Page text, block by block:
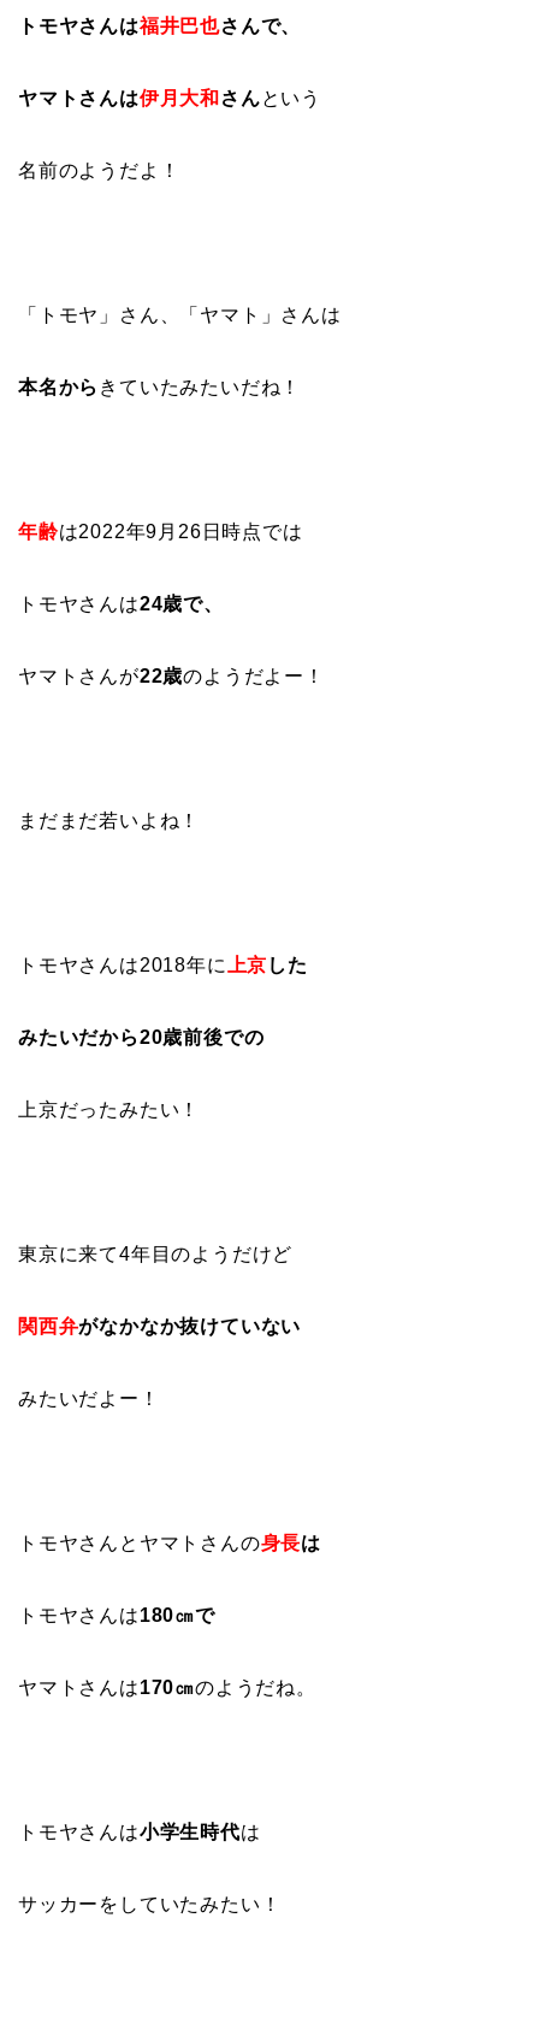
トモヤさんは福井巴也さんで、
ヤマトさんは伊月大和 さんという
名前のようだよ！
「トモヤ」さん、「ヤマト」さんは
本名から きていたみたいだね！
年齢は2022年9月26日時点では
トモヤさんは24歳で、
ヤマトさんが22歳のようだよー！
まだまだ若いよね！
トモヤさんは2018年に 上京 した
みたいだから20歳前後での
上京だったみたい！
東京に来て4年目のようだけど
関西弁がなかなか抜けていない
みたいだよー！
トモヤさんとヤマトさんの身長は
トモヤさんは180㎝で
ヤマトさんは170㎝のようだね。
トモヤさんは小学生時代は
サッカーをしていたみたい！